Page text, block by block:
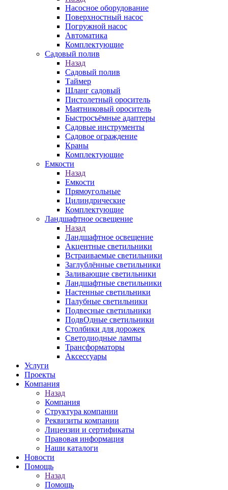
Насосное оборудование
Поверхностный насос
Погружной насос
Автоматика
Комплектующие
Садовый полив
Назад
Садовый полив
Таймер
Шланг садовый
Пистолетный ороситель
Маятниковый ороситель
Быстросъёмные адаптеры
Садовые инструменты
Садовое ограждение
Краны
Комплектующие
Емкости
Назад
Емкости
Прямоугольные
Цилиндрические
Комплектующие
Ландшафтное освещение
Назад
Ландшафтное освещение
Акцентные светильники
Встраиваемые светильники
Заглублённые светильники
Заливающие светильники
Ландшафтные светильники
Настенные светильники
Палубные светильники
Подвесные светильники
ПодвОдные светильники
Столбики для дорожек
Светодиодные лампы
Трансформаторы
Аксессуары
Услуги
Проекты
Компания
Назад
Компания
Структура компании
Реквизиты компании
Лицензии и сертификаты
Правовая информация
Наши каталоги
Новости
Помощь
Назад
Помощь